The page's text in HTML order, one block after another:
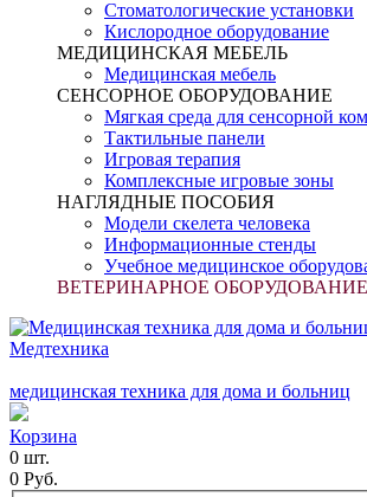
Стоматологические установки
Кислородное оборудование
МЕДИЦИНСКАЯ МЕБЕЛЬ
Медицинская мебель
СЕНСОРНОЕ ОБОРУДОВАНИЕ
Мягкая среда для сенсорной
Тактильные панели
Игровая терапия
Комплексные игровые зоны
НАГЛЯДНЫЕ ПОСОБИЯ
Модели скелета человека
Информационные стенды
Учебное медицинское
ВЕТЕРИНАРНОЕ ОБОРУДОВАНИЕ
Медтехника
медицинская техника для дома и больниц
Корзина
0 шт.
0 Руб.